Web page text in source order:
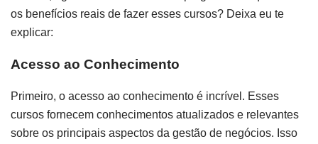
os benefícios reais de fazer esses cursos? Deixa eu te
explicar:
Acesso ao Conhecimento
Primeiro, o acesso ao conhecimento é incrível. Esses
cursos fornecem conhecimentos atualizados e relevantes
sobre os principais aspectos da gestão de negócios. Isso